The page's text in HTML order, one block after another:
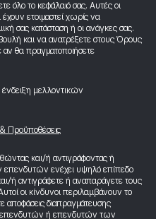
όλο το κεφάλαιό σας. Αυτές οι
ετοιμαστεί χωρίς να
σας κατάσταση ή οι ανάγκες σας.
και να ανατρέξετε στους Όρους
αν θα πραγματοποιήσετε
μελλοντικών
Προϋποθέσεις
και/ή αντιγράφοντας ή
ενέχει υψηλό επίπεδο
ή αντιγράφετε ή αναπαράγετε τους
οι κίνδυνοι περιλαμβάνουν το
αποφάσεις διαπραγμάτευσης
ή επενδυτών των